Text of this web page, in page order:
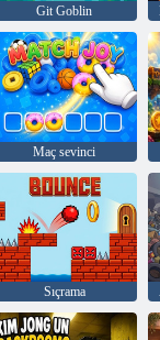
Git Goblin
Maç sevinci
Sıçrama